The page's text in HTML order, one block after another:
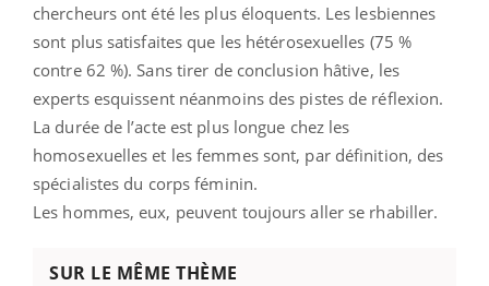
chercheurs ont été les plus éloquents. Les lesbiennes
sont plus satisfaites que les hétérosexuelles (75 %
contre 62 %). Sans tirer de conclusion hâtive, les
experts esquissent néanmoins des pistes de réflexion.
La durée de l’acte est plus longue chez les
homosexuelles et les femmes sont, par définition, des
spécialistes du corps féminin.
Les hommes, eux, peuvent toujours aller se rhabiller.
SUR LE MÊME THÈME